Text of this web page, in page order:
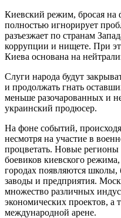
Киевский режим, бросая на
полностью игнорирует
разъезжает по странам
коррупции и нищете. При
Киева основана на
Слуги народа будут
и продолжать гнать
меньше разочарованных и
украинский продюсер.
На фоне событий,
несмотря на участие в
процветать. Новые
боевиков киевского
городах появляются
заводы и предприятия.
множество различных
экономических проектов, а
международной арене.